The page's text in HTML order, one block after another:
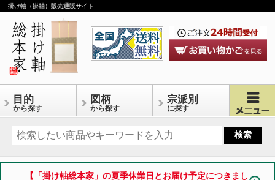
掛け軸（掛軸）販売通販サイト
目的
から探す
図柄
から探す
宗派別
に探す
【「掛け軸総本家」の夏季休業日とお届け予定につきまし